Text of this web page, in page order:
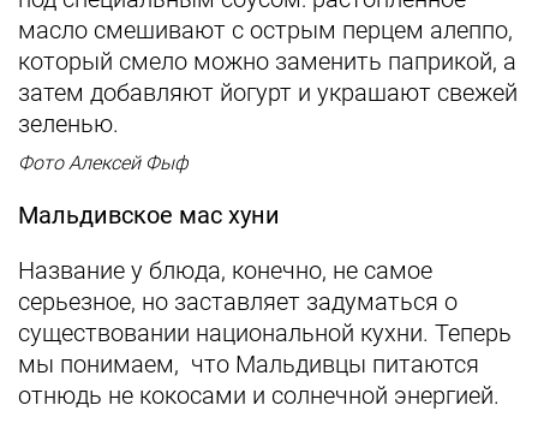
масло смешивают с острым перцем алеппо,
который смело можно заменить паприкой, а
затем добавляют йогурт и украшают свежей
зеленью.
Фото Алексей Фыф
Мальдивское мас хуни
Название у блюда, конечно, не самое
серьезное, но заставляет задуматься о
существовании национальной кухни. Теперь
мы понимаем, что Мальдивцы питаются
отнюдь не кокосами и солнечной энергией.